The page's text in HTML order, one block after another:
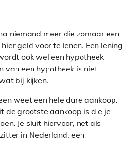
niemand meer die zomaar een
geld voor te lenen. Een lening
ook wel een hypotheek
van een hypotheek is niet
bij kijken.
weet een hele dure aankoop.
de grootste aankoop is die je
Je sluit hiervoor, net als
in Nederland, een